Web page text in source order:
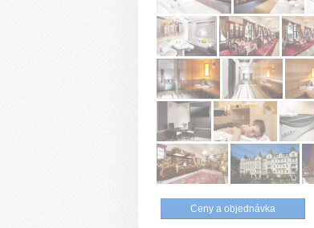
Ceny a objednávka